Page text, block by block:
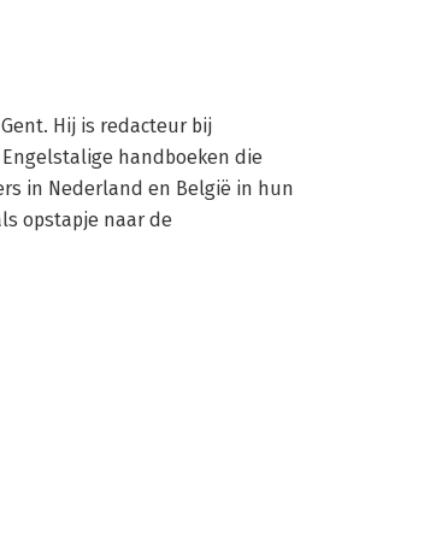
Hij is redacteur bij
handboeken die
in Nederland en België in hun
opstapje naar de